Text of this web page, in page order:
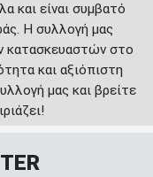
και είναι συμβατό
Η συλλογή μας
κατασκευαστών στο
και αξιόπιστη
μας και βρείτε